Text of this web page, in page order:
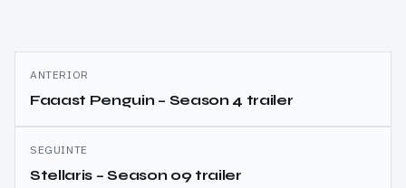
Navegação
de
artigos
ANTERIOR
Faaast Penguin – Season 4 trailer
SEGUINTE
Stellaris – Season 09 trailer